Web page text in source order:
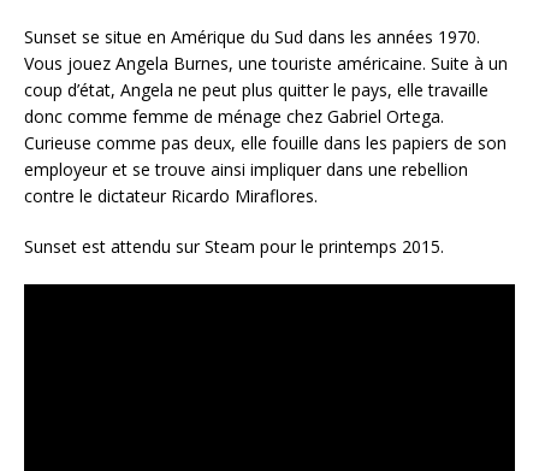
Sunset se situe en Amérique du Sud dans les années 1970.
Vous jouez Angela Burnes, une touriste américaine. Suite à un
coup d’état, Angela ne peut plus quitter le pays, elle travaille
donc comme femme de ménage chez Gabriel Ortega.
Curieuse comme pas deux, elle fouille dans les papiers de son
employeur et se trouve ainsi impliquer dans une rebellion
contre le dictateur Ricardo Miraflores.
Sunset est attendu sur Steam pour le printemps 2015.